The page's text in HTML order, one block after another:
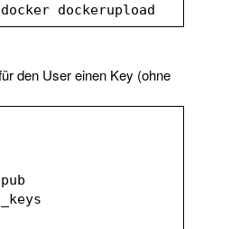
dockerupload
den User einen Key (ohne